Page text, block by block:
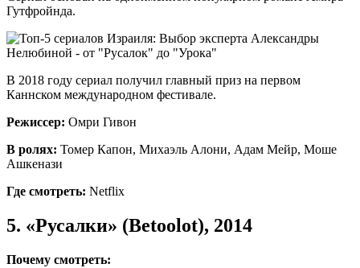
Гутфройнда.
В 2018 году сериал получил главный приз на первом
Каннском международном фестивале.
Режиссер: Омри Гивон
В ролях: Томер Капон, Михаэль Алони, Адам Мейр, Моше
Ашкенази
Где смотреть: Netflix
5. «Русалки» (Betoolot), 2014
Почему смотреть: